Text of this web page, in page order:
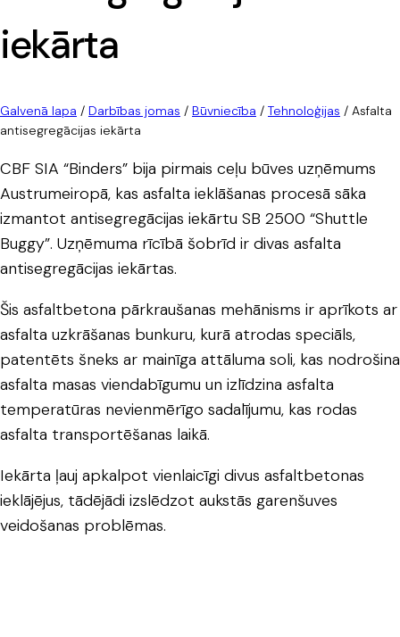
iekārta
Galvenā lapa / Darbības jomas / Būvniecība / Tehnoloģijas / Asfalta
antisegregācijas iekārta
CBF SIA “Binders” bija pirmais ceļu būves uzņēmums
Austrumeiropā, kas asfalta ieklāšanas procesā sāka
izmantot antisegregācijas iekārtu SB 2500 “Shuttle
Buggy”. Uzņēmuma rīcībā šobrīd ir divas asfalta
antisegregācijas iekārtas.
Šis asfaltbetona pārkraušanas mehānisms ir aprīkots ar
asfalta uzkrāšanas bunkuru, kurā atrodas speciāls,
patentēts šneks ar mainīga attāluma soli, kas nodrošina
asfalta masas viendabīgumu un izlīdzina asfalta
temperatūras nevienmērīgo sadalījumu, kas rodas
asfalta transportēšanas laikā.
Iekārta ļauj apkalpot vienlaicīgi divus asfaltbetonas
ieklājējus, tādējādi izslēdzot aukstās garenšuves
veidošanas problēmas.